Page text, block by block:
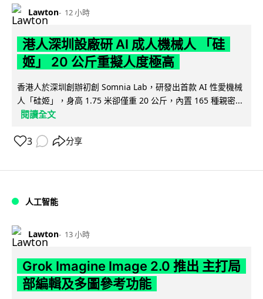
Lawton 12 小時
港人深圳設廠研 AI 成人機械人 「硅
姬」 20 公斤重擬人度極高
香港人於深圳創辦初創 Somnia Lab，研發出首款 AI 性愛機械
人「硅姬」，身高 1.75 米卻僅重 20 公斤，內置 165 種親密...
閱讀全文
3 分享
人工智能
Lawton 13 小時
Grok Imagine Image 2.0 推出 主打局
部編輯及多圖參考功能